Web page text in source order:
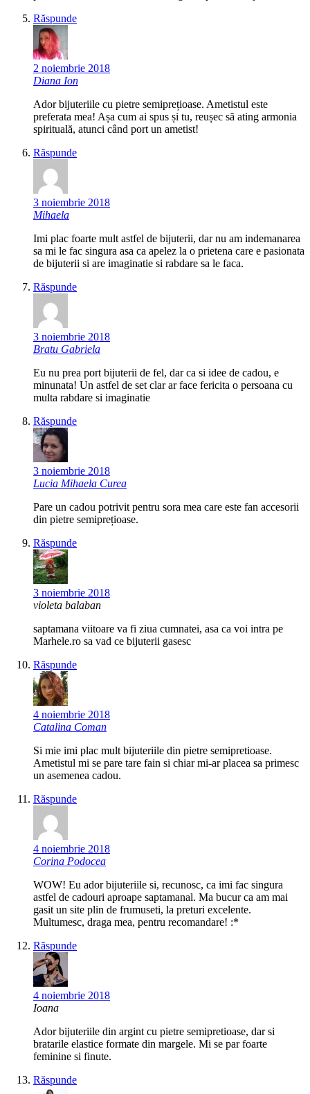
Răspunde
2 noiembrie 2018
Diana Ion
Ador bijuteriile cu pietre semiprețioase. Ametistul este
preferata mea! Așa cum ai spus și tu, reușec să ating armonia
spirituală, atunci când port un ametist!
Răspunde
3 noiembrie 2018
Mihaela
Imi plac foarte mult astfel de bijuterii, dar nu am indemanarea
sa mi le fac singura asa ca apelez la o prietena care e pasionata
de bijuterii si are imaginatie si rabdare sa le faca.
Răspunde
3 noiembrie 2018
Bratu Gabriela
Eu nu prea port bijuterii de fel, dar ca si idee de cadou, e
minunata! Un astfel de set clar ar face fericita o persoana cu
multa rabdare si imaginatie
Răspunde
3 noiembrie 2018
Lucia Mihaela Curea
Pare un cadou potrivit pentru sora mea care este fan accesorii
din pietre semiprețioase.
Răspunde
3 noiembrie 2018
violeta balaban
saptamana viitoare va fi ziua cumnatei, asa ca voi intra pe
Marhele.ro sa vad ce bijuterii gasesc
Răspunde
4 noiembrie 2018
Catalina Coman
Si mie imi plac mult bijuteriile din pietre semipretioase.
Ametistul mi se pare tare fain si chiar mi-ar placea sa primesc
un asemenea cadou.
Răspunde
4 noiembrie 2018
Corina Podocea
WOW! Eu ador bijuteriile si, recunosc, ca imi fac singura
astfel de cadouri aproape saptamanal. Ma bucur ca am mai
gasit un site plin de frumuseti, la preturi excelente.
Multumesc, draga mea, pentru recomandare! :*
Răspunde
4 noiembrie 2018
Ioana
Ador bijuteriile din argint cu pietre semipretioase, dar si
bratarile elastice formate din margele. Mi se par foarte
feminine si finute.
Răspunde